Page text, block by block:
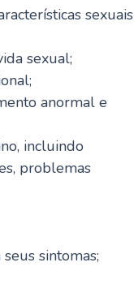
sexuais
sexual;
anormal e
incluindo
problemas
sintomas;